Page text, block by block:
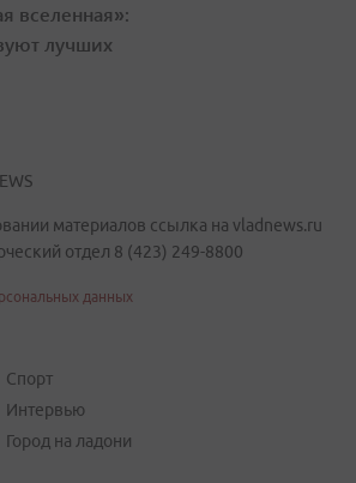
вселенная»:
лучших
материалов ссылка на vladnews.ru
отдел 8 (423) 249-8800
данных
Спорт
Интервью
Город на ладони